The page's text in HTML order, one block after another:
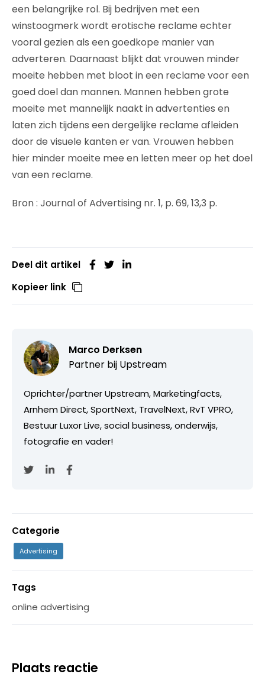
een belangrijke rol. Bij bedrijven met een
winstoogmerk wordt erotische reclame echter
vooral gezien als een goedkope manier van
adverteren. Daarnaast blijkt dat vrouwen minder
moeite hebben met bloot in een reclame voor een
goed doel dan mannen. Mannen hebben grote
moeite met mannelijk naakt in advertenties en
laten zich tijdens een dergelijke reclame afleiden
door de visuele kanten er van. Vrouwen hebben
hier minder moeite mee en letten meer op het doel
van een reclame.
Bron : Journal of Advertising nr. 1, p. 69, 13,3 p.
Deel dit artikel
Kopieer link
Marco Derksen
Partner bij Upstream
Oprichter/partner Upstream, Marketingfacts,
Arnhem Direct, SportNext, TravelNext, RvT VPRO,
Bestuur Luxor Live, social business, onderwijs,
fotografie en vader!
Categorie
Advertising
Tags
online advertising
Plaats reactie